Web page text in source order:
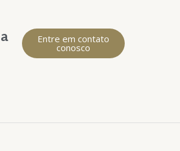
Entre em contato
conosco